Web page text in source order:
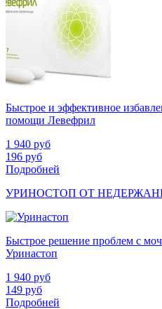
Быстрое и эффективное
помощи Левефрил
1 940 руб
196 руб
Подробней
УРИНОСТОП ОТ
Быстрое решение проблем с
Уринастоп
1 940 руб
149 руб
Подробней